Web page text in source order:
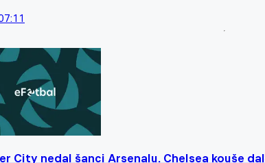
City nedal šanci Arsenalu. Chelsea kouše